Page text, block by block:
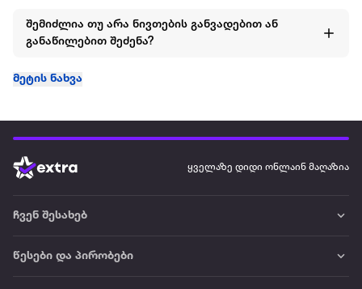
შემიძლია თუ არა ნივთების განვადებით ან
განაწილებით შეძენა?
მეტის ნახვა
ყველაზე დიდი ონლაინ მაღაზია
ჩვენ შესახებ
წესები და პირობები